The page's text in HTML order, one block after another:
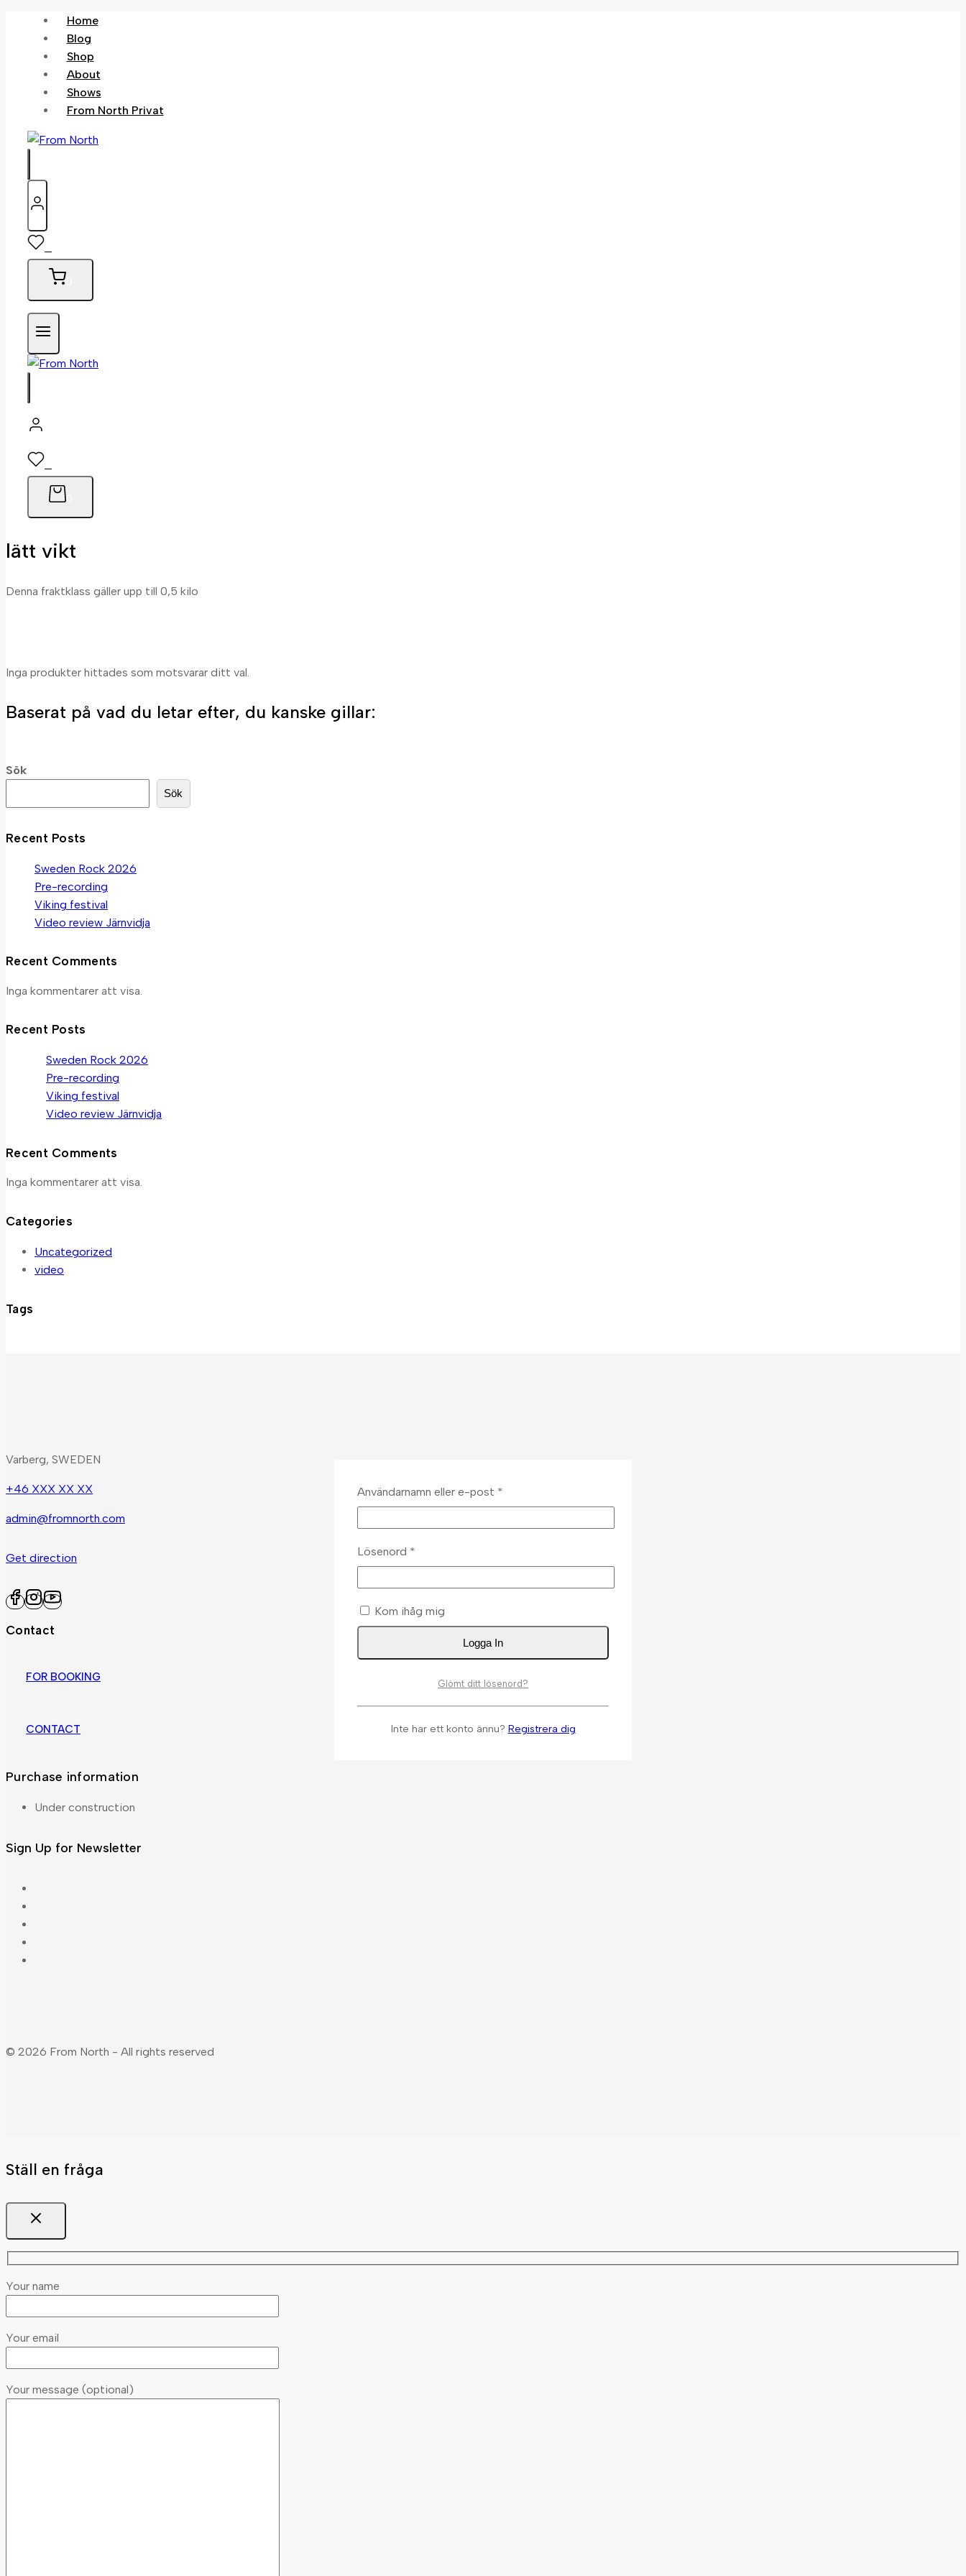
content
Home
Blog
Shop
About
Shows
From North Privat
lätt vikt
Denna fraktklass gäller upp till 0,5 kilo
Inga produkter hittades som motsvarar ditt val.
Baserat på vad du letar efter, du kanske gillar:
Sök
Sök
Recent Posts
Sweden Rock 2026
Pre-recording
Viking festival
Video review Järnvidja
Recent Comments
Inga kommentarer att visa.
Recent Posts
Sweden Rock 2026
Pre-recording
Viking festival
Video review Järnvidja
Recent Comments
Inga kommentarer att visa.
Categories
Uncategorized
video
Tags
Varberg, SWEDEN
+46 XXX XX XX
admin@fromnorth.com
Get direction
Contact
FOR BOOKING
CONTACT
Purchase information
Under construction
Sign Up for Newsletter
© 2026 From North - All rights reserved
Ställ en fråga
Your name
Your email
Your message (optional)
Användarnamn eller e-post *
Lösenord *
Kom ihåg mig
Logga In
Glömt ditt lösenord?
Inte har ett konto ännu? Registrera dig